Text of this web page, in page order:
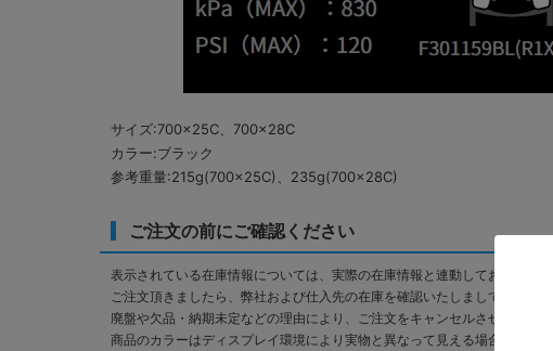
サイズ:700×25C、700×28C
カラー:ブラック
参考重量:215g(700×25C)、235g(700×28C)
ご注文の前にご確認ください
表示されている在庫情報については、実際の在庫情報と連動しておりません
ご注文頂きましたら、弊社および仕入先の在庫を確認いたしまして、メー
廃盤や欠品・納期未定などの理由により、ご注文をキャンセルさせていた
商品のカラーはディスプレイ環境により実物と異なって見える場合がござい